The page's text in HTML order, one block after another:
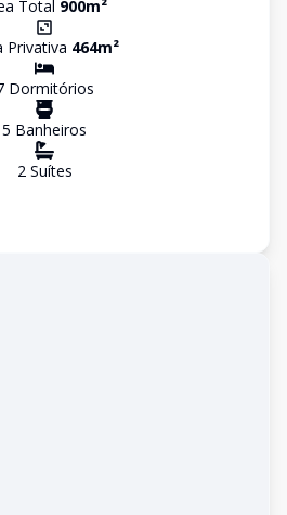
Total 900m²
Privativa 464m²
Dormitórios
5 Banheiros
2Suítes